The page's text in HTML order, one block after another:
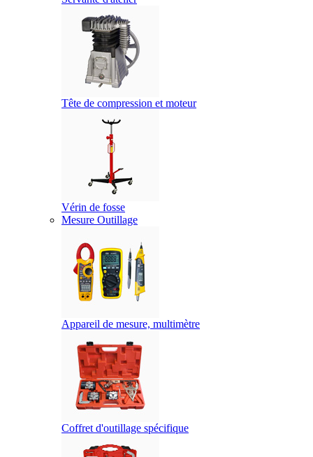
Tête de compression et moteur
Vérin de fosse
Mesure Outillage
Appareil de mesure, multimètre
Coffret d'outillage spécifique